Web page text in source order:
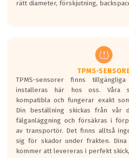
rätt diameter, förskjutning,
TPMS-
TPMS-sensorer finns
installeras här hos oss. Våra
kompatibla och fungerar exakt
Din beställning skickas från vår
fälganläggning och försäkras i
av transportör. Det finns alltså
sig för skador under frakten.
kommer att levereras i perfekt